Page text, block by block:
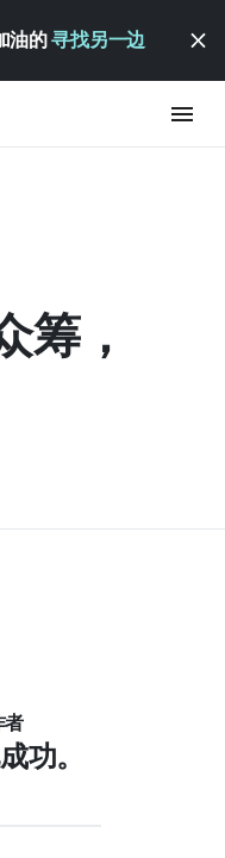
油的寻找另一边
筹，
者
功。